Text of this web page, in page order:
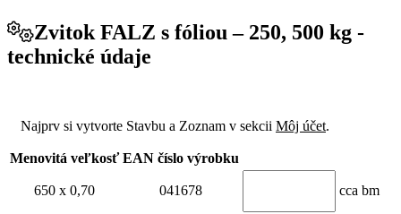
Zvitok FALZ s fóliou – 250, 500 kg -
technické údaje
Najprv si vytvorte Stavbu a Zoznam v sekcii Môj účet.
Menovitá veľkosť EAN číslo výrobku
650 x 0,70 041678 cca bm